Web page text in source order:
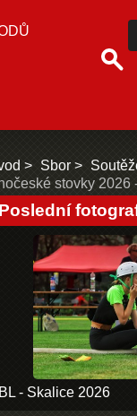
Sbor
stovky 2026
Poslední
BL - Skalice 2026